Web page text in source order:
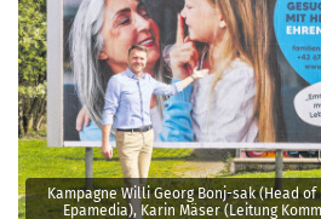
Kampagne Willi Georg Bonj-sak (Head
Epamedia), Karin Mäser (Leitung